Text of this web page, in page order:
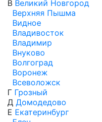
В Великий Новгород
Верхняя Пышма
Видное
Владивосток
Владимир
Внуково
Волгоград
Воронеж
Всеволожск
Г Грозный
Д Домодедово
Е Екатеринбург